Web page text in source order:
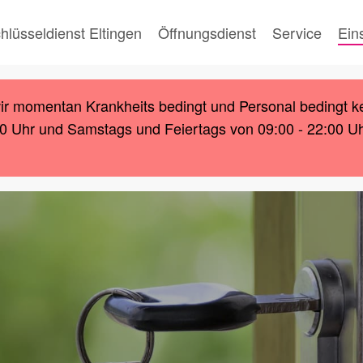
Eltingen Öffnungsdienst Service
momentan Krankheits bedingt und Personal bedingt
Uhr und Samstags und Feiertags von 09:00 - 22:00